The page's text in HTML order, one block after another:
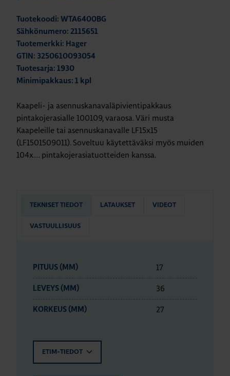
Tuotekoodi: WTA6400BG
Sähkönumero: 2115651
Tuotemerkki: Hager
GTIN: 3250610093054
Tuotesarja: 1930
Minimipakkaus: 1 kpl
Kaapeli- ja asennuskanavaläpivientipakkaus
pintakojerasialle 100109, varaosa. Väri musta
Kaapeleille tai asennuskanavalle LF15x15
(LF1501509011). Soveltuu käytettäväksi myös muiden
104x…. pintakojerasiatuotteiden kanssa.
TEKNISET TIEDOT LATAUKSET VIDEOT
VASTUULLISUUS
PITUUS (MM) 17
LEVEYS (MM) 36
KORKEUS (MM) 27
ETIM-TIEDOT